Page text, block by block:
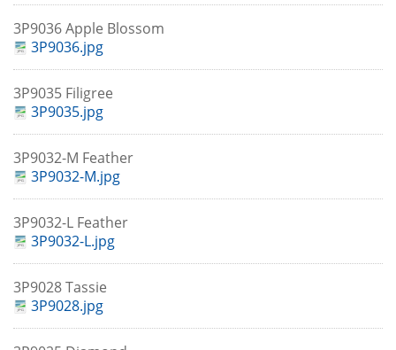
3P9036 Apple Blossom
3P9036.jpg
3P9035 Filigree
3P9035.jpg
3P9032-M Feather
3P9032-M.jpg
3P9032-L Feather
3P9032-L.jpg
3P9028 Tassie
3P9028.jpg